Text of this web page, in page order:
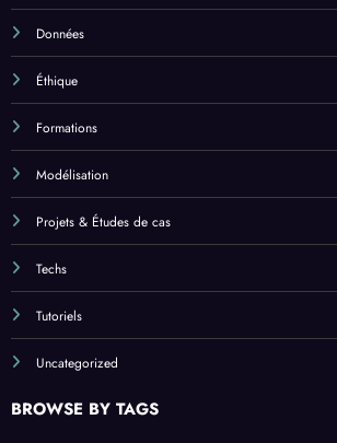
Données
Éthique
Formations
Modélisation
Projets & Études de cas
Techs
Tutoriels
Uncategorized
BROWSE BY TAGS